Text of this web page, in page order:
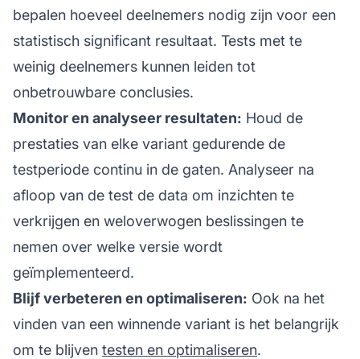
bepalen hoeveel deelnemers nodig zijn voor een
statistisch significant resultaat. Tests met te
weinig deelnemers kunnen leiden tot
onbetrouwbare conclusies.
Monitor en analyseer resultaten: Houd de
prestaties van elke variant gedurende de
testperiode continu in de gaten. Analyseer na
afloop van de test de data om inzichten te
verkrijgen en weloverwogen beslissingen te
nemen over welke versie wordt
geïmplementeerd.
Blijf verbeteren en optimaliseren: Ook na het
vinden van een winnende variant is het belangrijk
om te blijven testen en optimaliseren.